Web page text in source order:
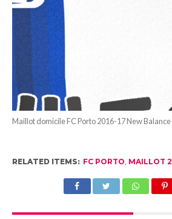
Maillot domicile FC Porto 2016-17 New Balance
RELATED ITEMS: FC PORTO MAILLOT